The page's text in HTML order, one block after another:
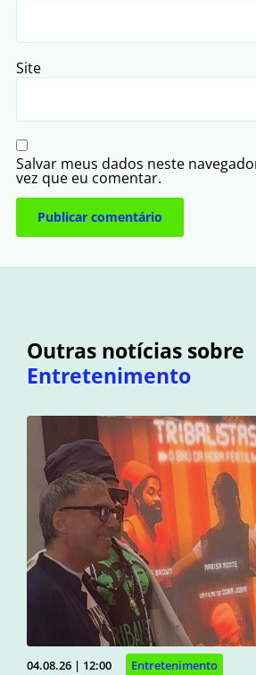
Site
Salvar meus dados neste
vez que eu comentar.
Outras notícias sobre
Entretenimento
04.08.26 | 12:00 Entretenimento